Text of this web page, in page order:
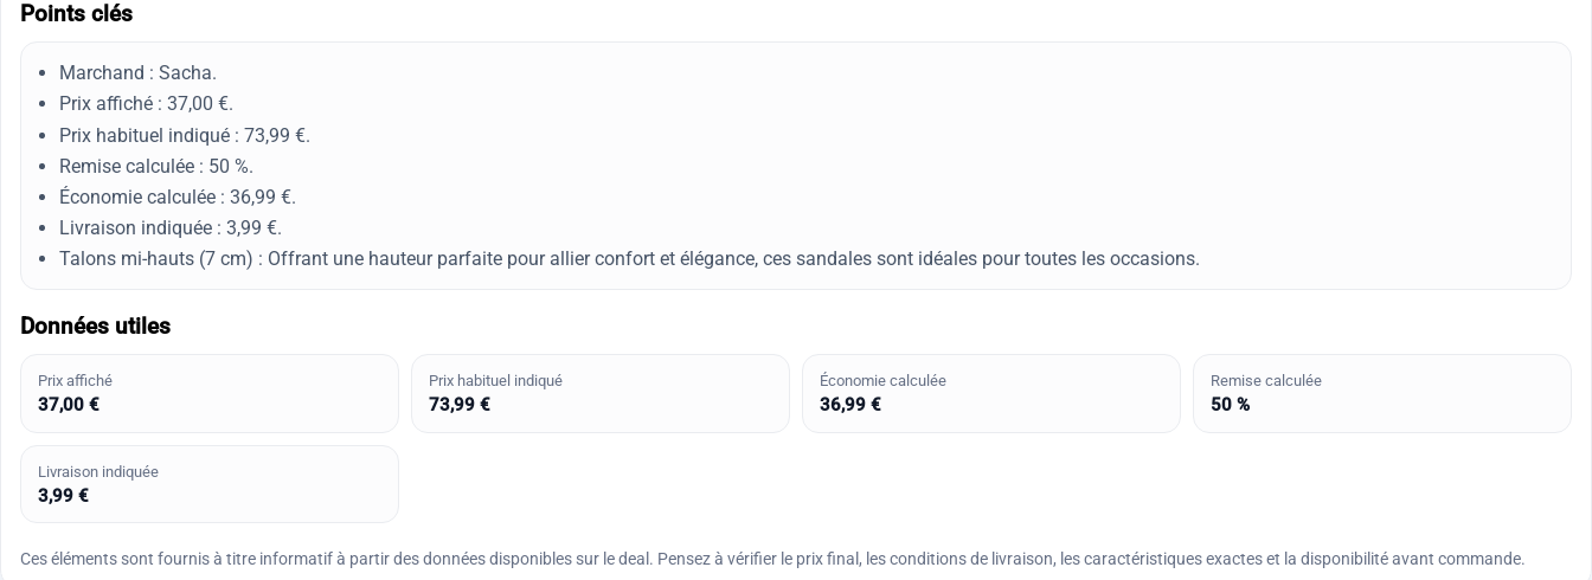
Points clés
Marchand : Sacha.
Prix affiché : 37,00 €.
Prix habituel indiqué : 73,99 €.
Remise calculée : 50 %.
Économie calculée : 36,99 €.
Livraison indiquée : 3,99 €.
Talons mi-hauts (7 cm) : Offrant une hauteur parfaite pour allier confort et élégance, ces sandales sont idéales pour toutes les occasions.
Données utiles
Prix affiché
37,00 €
Prix habituel indiqué
73,99 €
Économie calculée
36,99 €
Remise calculée
50 %
Livraison indiquée
3,99 €
Ces éléments sont fournis à titre informatif à partir des données disponibles sur le deal. Pensez à vérifier le prix final, les conditions de livraison, les caractéristiques exactes et la disponibilité avant commande.